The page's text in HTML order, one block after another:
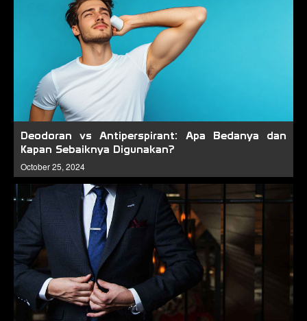
Deodoran vs Antiperspirant: Apa Bedanya dan
Kapan Sebaiknya Digunakan?
October 25, 2024